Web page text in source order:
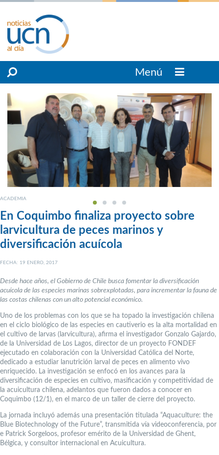
Menú
ACADEMIA
En Coquimbo finaliza proyecto sobre
larvicultura de peces marinos y
diversificación acuícola
FECHA: 19 ENERO, 2017
Desde hace años, el Gobierno de Chile busca fomentar la diversificación
acuícola de las especies marinas sobrexplotadas, para incrementar la fauna de
las costas chilenas con un alto potencial económico.
Uno de los problemas con los que se ha topado la investigación chilena
en el ciclo biológico de las especies en cautiverio es la alta mortalidad en
el cultivo de larvas (larvicultura), afirma el investigador Gonzalo Gajardo,
de la Universidad de Los Lagos, director de un proyecto FONDEF
ejecutado en colaboración con la Universidad Católica del Norte,
dedicado a estudiar lanutrición larval de peces en alimento vivo
enriquecido. La investigación se enfocó en los avances para la
diversificación de especies en cultivo, masificación y competitividad de
la acuicultura chilena, adelantos que fueron dados a conocer en
Coquimbo (12/1), en el marco de un taller de cierre del proyecto.
La jornada incluyó además una presentación titulada “Aquaculture: the
Blue Biotechnology of the Future”, transmitida vía videoconferencia, por
e Patrick Sorgeloos, profesor emérito de la Universidad de Ghent,
Bélgica, y consultor internacional en Acuicultura.